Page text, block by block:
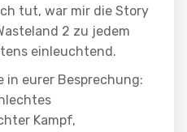
tut, war mir die Story
2 zu jedem
einleuchtend.
in eurer Besprechung:
Kampf,